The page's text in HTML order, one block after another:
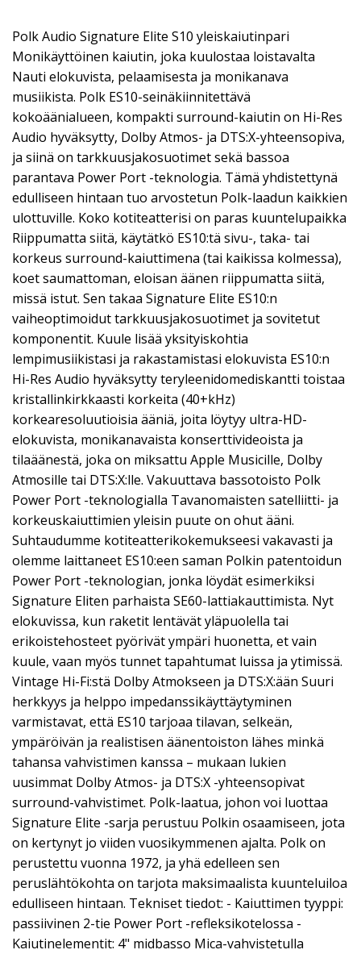
Polk Audio Signature Elite S10 yleiskaiutinpari
Monikäyttöinen kaiutin, joka kuulostaa loistavalta
Nauti elokuvista, pelaamisesta ja monikanava
musiikista. Polk ES10-seinäkiinnitettävä
kokoäänialueen, kompakti surround-kaiutin on Hi-Res
Audio hyväksytty, Dolby Atmos- ja DTS:X-yhteensopiva,
ja siinä on tarkkuusjakosuotimet sekä bassoa
parantava Power Port -teknologia. Tämä yhdistettynä
edulliseen hintaan tuo arvostetun Polk-laadun kaikkien
ulottuville. Koko kotiteatterisi on paras kuuntelupaikka
Riippumatta siitä, käytätkö ES10:tä sivu-, taka- tai
korkeus surround-kaiuttimena (tai kaikissa kolmessa),
koet saumattoman, eloisan äänen riippumatta siitä,
missä istut. Sen takaa Signature Elite ES10:n
vaiheoptimoidut tarkkuusjakosuotimet ja sovitetut
komponentit. Kuule lisää yksityiskohtia
lempimusiikistasi ja rakastamistasi elokuvista ES10:n
Hi-Res Audio hyväksytty teryleenidomediskantti toistaa
kristallinkirkkaasti korkeita (40+kHz)
korkearesoluutioisia ääniä, joita löytyy ultra-HD-
elokuvista, monikanavaista konserttivideoista ja
tilaäänestä, joka on miksattu Apple Musicille, Dolby
Atmosille tai DTS:X:lle. Vakuuttava bassotoisto Polk
Power Port -teknologialla Tavanomaisten satelliitti- ja
korkeuskaiuttimien yleisin puute on ohut ääni.
Suhtaudumme kotiteatterikokemukseesi vakavasti ja
olemme laittaneet ES10:een saman Polkin patentoidun
Power Port -teknologian, jonka löydät esimerkiksi
Signature Eliten parhaista SE60-lattiakauttimista. Nyt
elokuvissa, kun raketit lentävät yläpuolella tai
erikoistehosteet pyörivät ympäri huonetta, et vain
kuule, vaan myös tunnet tapahtumat luissa ja ytimissä.
Vintage Hi-Fi:stä Dolby Atmokseen ja DTS:X:ään Suuri
herkkyys ja helppo impedanssikäyttäytyminen
varmistavat, että ES10 tarjoaa tilavan, selkeän,
ympäröivän ja realistisen äänentoiston lähes minkä
tahansa vahvistimen kanssa – mukaan lukien
uusimmat Dolby Atmos- ja DTS:X -yhteensopivat
surround-vahvistimet. Polk-laatua, johon voi luottaa
Signature Elite -sarja perustuu Polkin osaamiseen, jota
on kertynyt jo viiden vuosikymmenen ajalta. Polk on
perustettu vuonna 1972, ja yhä edelleen sen
peruslähtökohta on tarjota maksimaalista kuunteluiloa
edulliseen hintaan. Tekniset tiedot: - Kaiuttimen tyyppi:
passiivinen 2-tie Power Port -refleksikotelossa -
Kaiutinelementit: 4" midbasso Mica-vahvistetulla